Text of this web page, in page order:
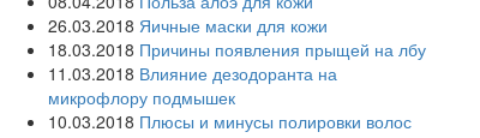
26.03.2018 Яичные маски для кожи
18.03.2018 Причины появления прыщей на лбу
11.03.2018 Влияние дезодоранта на
микрофлору подмышек
10.03.2018 Плюсы и минусы полировки волос